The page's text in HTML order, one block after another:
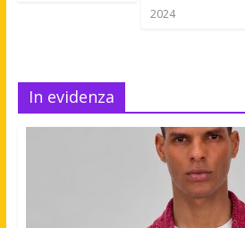
2024
In evidenza